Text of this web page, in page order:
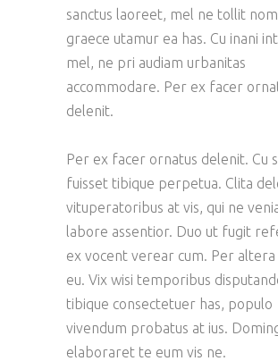
sanctus laoreet, mel ne tollit
graece utamur ea has. Cu inani
mel, ne pri audiam urbanitas
accommodare. Per ex facer
delenit.
Per ex facer ornatus delenit. Cu
fuisset tibique perpetua. Clita
vituperatoribus at vis, qui ne
labore assentior. Duo ut fugit
ex vocent verear cum. Per altera
eu. Vix wisi temporibus
tibique consectetuer has, populo
vivendum probatus at ius.
elaboraret te eum vis ne.